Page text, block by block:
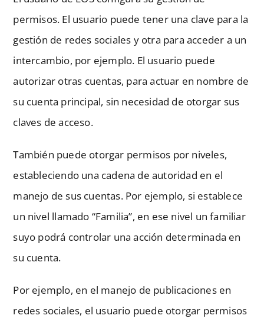
permisos. El usuario puede tener una clave para la
gestión de redes sociales y otra para acceder a un
intercambio, por ejemplo. El usuario puede
autorizar otras cuentas, para actuar en nombre de
su cuenta principal, sin necesidad de otorgar sus
claves de acceso.
También puede otorgar permisos por niveles,
estableciendo una cadena de autoridad en el
manejo de sus cuentas. Por ejemplo, si establece
un nivel llamado “Familia”, en ese nivel un familiar
suyo podrá controlar una acción determinada en
su cuenta.
Por ejemplo, en el manejo de publicaciones en
redes sociales, el usuario puede otorgar permisos